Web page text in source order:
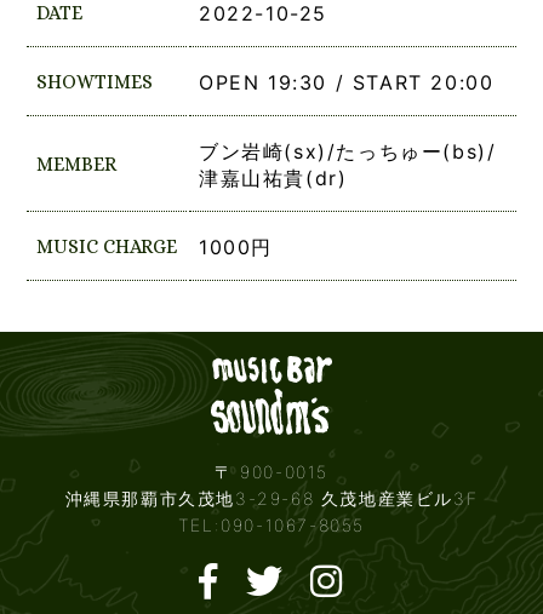
DATE 2022-10-25
SHOWTIMES OPEN 19:30 / START 20:00
MEMBER
ブン岩崎(sx)/たっちゅー(bs)/
津嘉山祐貴(dr)
MUSIC CHARGE 1000円
〒 900-0015
沖縄県那覇市久茂地3-29-68 久茂地産業ビル3F
TEL:090-1067-8055